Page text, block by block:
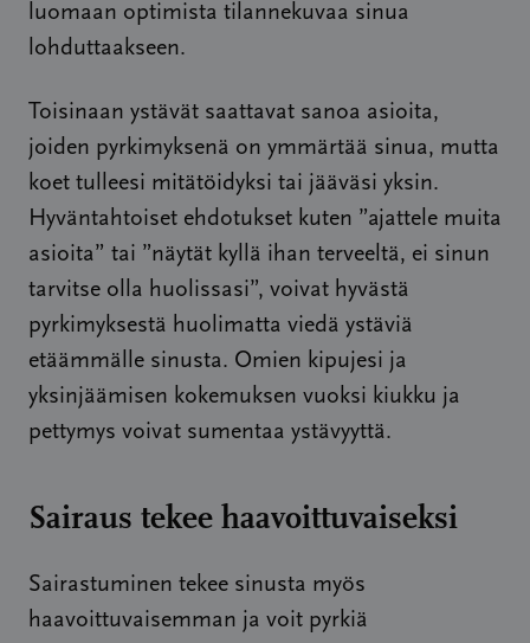
luomaan optimista tilannekuvaa sinua
lohduttaakseen.
Toisinaan ystävät saattavat sanoa asioita,
joiden pyrkimyksenä on ymmärtää sinua, mutta
koet tulleesi mitätöidyksi tai jääväsi yksin.
Hyväntahtoiset ehdotukset kuten ”ajattele muita
asioita” tai ”näytät kyllä ihan terveeltä, ei sinun
tarvitse olla huolissasi”, voivat hyvästä
pyrkimyksestä huolimatta viedä ystäviä
etäämmälle sinusta. Omien kipujesi ja
yksinjäämisen kokemuksen vuoksi kiukku ja
pettymys voivat sumentaa ystävyyttä.
Sairaus tekee haavoittuvaiseksi
Sairastuminen tekee sinusta myös
haavoittuvaisemman ja voit pyrkiä